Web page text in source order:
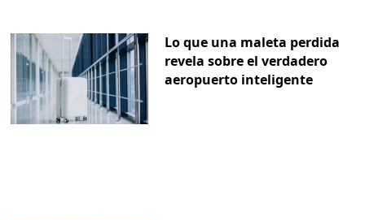
Lo que una maleta perdida
revela sobre el verdadero
aeropuerto inteligente